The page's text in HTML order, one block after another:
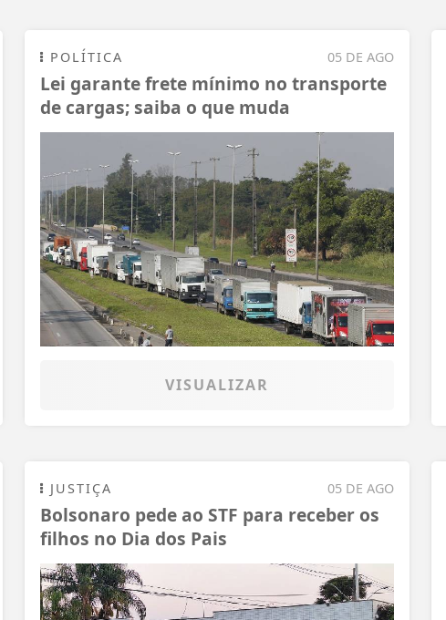
05 DE AGO
POLÍTICA
Lei garante frete mínimo no transporte
de cargas; saiba o que muda
VISUALIZAR
05 DE AGO
JUSTIÇA
Bolsonaro pede ao STF para receber os
filhos no Dia dos Pais